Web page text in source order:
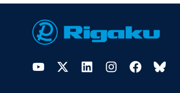
Footer
YouTubeTwitterLinkedInInstagramFacebookBluesky